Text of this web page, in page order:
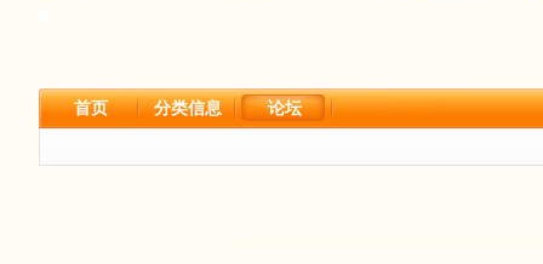
首页 分类信息 论坛